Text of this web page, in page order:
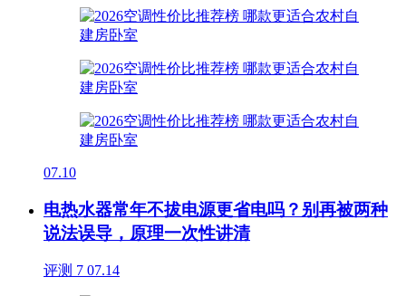
07.10
电热水器常年不拔电源更省电吗？别再被两种
说法误导，原理一次性讲清
评测 7 07.14